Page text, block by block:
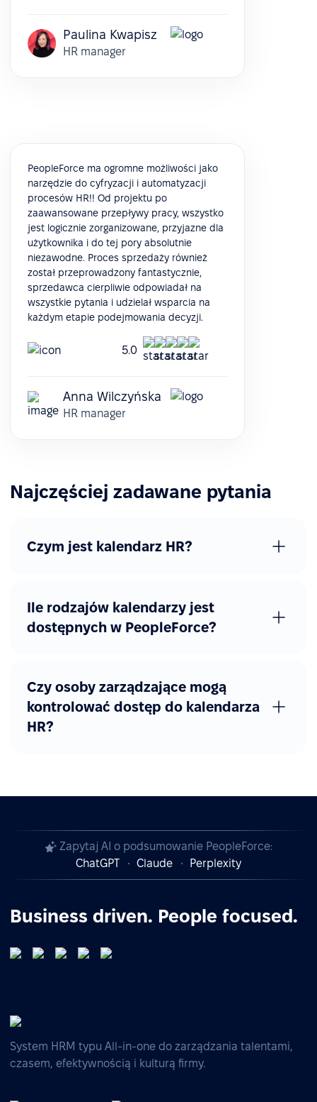
Paulina Kwapisz
HR manager
PeopleForce ma ogromne możliwości jako
narzędzie do cyfryzacji i automatyzacji
procesów HR!! Od projektu po
zaawansowane przepływy pracy, wszystko
jest logicznie zorganizowane, przyjazne dla
użytkownika i do tej pory absolutnie
niezawodne. Proces sprzedaży również
został przeprowadzony fantastycznie,
sprzedawca cierpliwie odpowiadał na
wszystkie pytania i udzielał wsparcia na
każdym etapie podejmowania decyzji.
5.0
Anna Wilczyńska
HR manager
Najczęściej zadawane pytania
Czym jest kalendarz HR?
Ile rodzajów kalendarzy jest
dostępnych w PeopleForce?
Czy osoby zarządzające mogą
kontrolować dostęp do kalendarza
HR?
Zapytaj AI o podsumowanie PeopleForce:
ChatGPT
Claude Perplexity
Business driven. People focused.
System HRM typu All-in-one do zarządzania talentami,
czasem, efektywnością i kulturą firmy.